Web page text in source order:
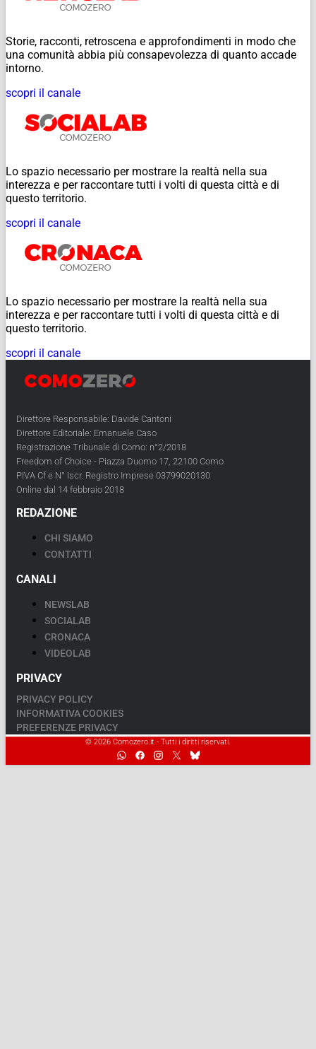
Storie, racconti, retroscena e approfondimenti in modo che
una comunità abbia più consapevolezza di quanto accade
intorno.
scopri il canale
Lo spazio necessario per mostrare la realtà nella sua
interezza e per raccontare tutti i volti di questa città e di
questo territorio.
scopri il canale
Lo spazio necessario per mostrare la realtà nella sua
interezza e per raccontare tutti i volti di questa città e di
questo territorio.
scopri il canale
Direttore Responsabile: Davide Cantoni
Direttore Editoriale: Emanuele Caso
Registrazione Tribunale di Como: n°2/2018
Freedom of Choice - Piazza Duomo 17, 22100 Como
PIVA Cf e N° Iscr. Registro Imprese 03799020130
Online dal 14 febbraio 2018
REDAZIONE
CHI SIAMO
CONTATTI
CANALI
NEWSLAB
SOCIALAB
CRONACA
VIDEOLAB
PRIVACY
PRIVACY POLICY
INFORMATIVA COOKIES
PREFERENZE PRIVACY
© 2026 Comozero.it - Tutti i diritti riservati.